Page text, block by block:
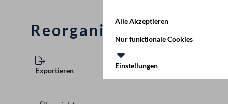
Alle Akzeptieren
Nur funktionale Cookies
Einstellungen
Reorganisation des
Exportieren